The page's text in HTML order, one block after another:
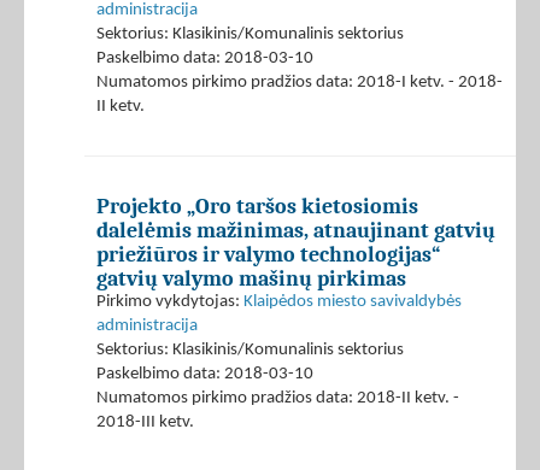
administracija
Sektorius: Klasikinis/Komunalinis sektorius
Paskelbimo data: 2018-03-10
Numatomos pirkimo pradžios data: 2018-I ketv. - 2018-
II ketv.
Projekto „Oro taršos kietosiomis
dalelėmis mažinimas, atnaujinant gatvių
priežiūros ir valymo technologijas“
gatvių valymo mašinų pirkimas
Pirkimo vykdytojas: Klaipėdos miesto savivaldybės
administracija
Sektorius: Klasikinis/Komunalinis sektorius
Paskelbimo data: 2018-03-10
Numatomos pirkimo pradžios data: 2018-II ketv. -
2018-III ketv.